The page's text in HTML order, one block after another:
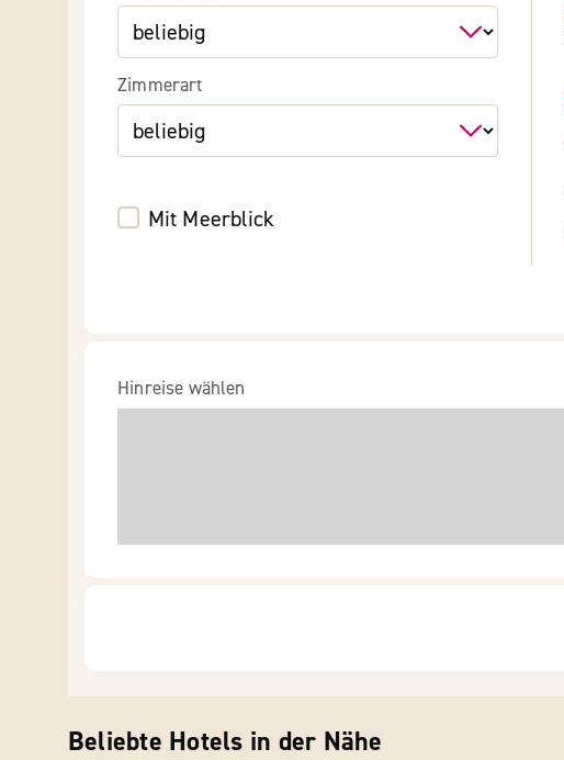
Zimmerart
Mit Meerblick
Hinreise wählen
Beliebte Hotels in der Nähe